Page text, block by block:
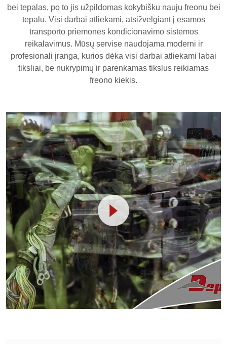
bei tepalas, po to jis užpildomas kokybišku nauju freonu bei
tepalu. Visi darbai atliekami, atsižvelgiant į esamos
transporto priemonės kondicionavimo sistemos
reikalavimus. Mūsų servise naudojama moderni ir
profesionali įranga, kurios dėka visi darbai atliekami labai
tiksliai, be nukrypimų ir parenkamas tikslus reikiamas
freono kiekis.